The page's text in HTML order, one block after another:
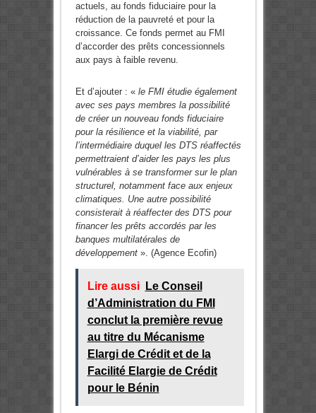
actuels, au fonds fiduciaire pour la
réduction de la pauvreté et pour la
croissance. Ce fonds permet au FMI
d’accorder des prêts concessionnels
aux pays à faible revenu.
Et d’ajouter : « le FMI étudie également
avec ses pays membres la possibilité
de créer un nouveau fonds fiduciaire
pour la résilience et la viabilité, par
l’intermédiaire duquel les DTS réaffectés
permettraient d’aider les pays les plus
vulnérables à se transformer sur le plan
structurel, notamment face aux enjeux
climatiques. Une autre possibilité
consisterait à réaffecter des DTS pour
financer les prêts accordés par les
banques multilatérales de
développement». (Agence Ecofin)
Lire aussi
Le Conseil
d’Administration du FMI
conclut la première revue
au titre du Mécanisme
Elargi de Crédit et de la
Facilité Elargie de Crédit
pour le Bénin